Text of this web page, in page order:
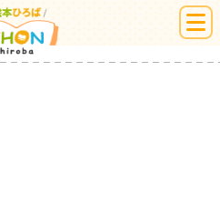
絵本ひろば